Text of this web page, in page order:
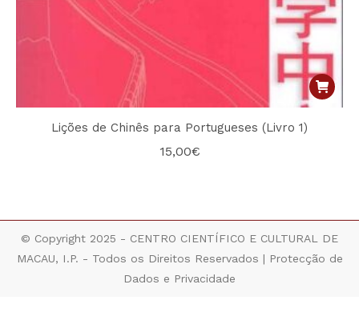
Lições de Chinês para Portugueses (Livro 1)
15,00€
© Copyright 2025 - CENTRO CIENTÍFICO E CULTURAL DE
MACAU, I.P. - Todos os Direitos Reservados | Protecção de
Dados e Privacidade